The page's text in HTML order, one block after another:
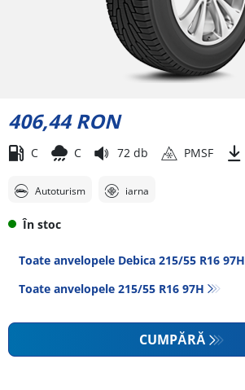
406,44 RON
C C 72 db PMSF
Autoturism iarna
În stoc
Toate anvelopele Debica 215/55 R16 97H
Toate anvelopele‎ 215/55 R16 97H
CUMPĂRĂ